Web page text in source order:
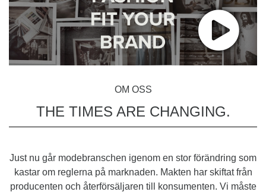
OM OSS
THE TIMES ARE CHANGING.
Just nu går modebranschen igenom en stor förändring som
kastar om reglerna på marknaden. Makten har skiftat från
producenten och återförsäljaren till konsumenten. Vi måste